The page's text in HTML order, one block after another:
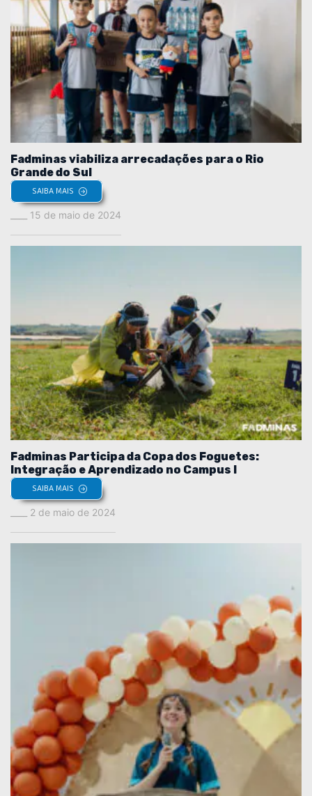
Fadminas viabiliza arrecadações para o Rio
Grande do Sul
SAIBA MAIS
15 de maio de 2024
Fadminas Participa da Copa dos Foguetes:
Integração e Aprendizado no Campus I
SAIBA MAIS
2 de maio de 2024